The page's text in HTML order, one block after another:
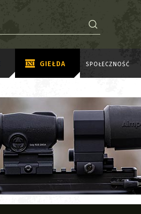
GIEŁDA SPOŁECZNOŚĆ